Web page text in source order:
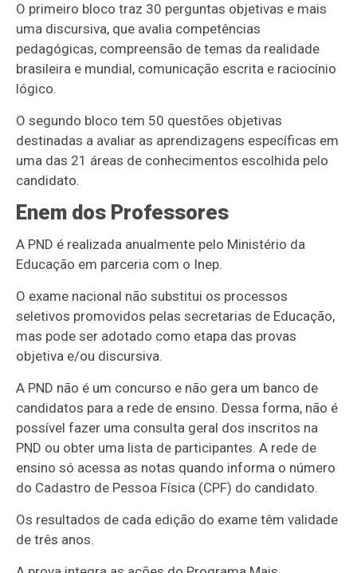
O primeiro bloco traz 30 perguntas objetivas e mais
uma discursiva, que avalia competências
pedagógicas, compreensão de temas da realidade
brasileira e mundial, comunicação escrita e raciocínio
lógico.
O segundo bloco tem 50 questões objetivas
destinadas a avaliar as aprendizagens específicas em
uma das 21 áreas de conhecimentos escolhida pelo
candidato.
Enem dos Professores
A PND é realizada anualmente pelo Ministério da
Educação em parceria com o Inep.
O exame nacional não substitui os processos
seletivos promovidos pelas secretarias de Educação,
mas pode ser adotado como etapa das provas
objetiva e/ou discursiva.
A PND não é um concurso e não gera um banco de
candidatos para a rede de ensino. Dessa forma, não é
possível fazer uma consulta geral dos inscritos na
PND ou obter uma lista de participantes. A rede de
ensino só acessa as notas quando informa o número
do Cadastro de Pessoa Física (CPF) do candidato.
Os resultados de cada edição do exame têm validade
de três anos.